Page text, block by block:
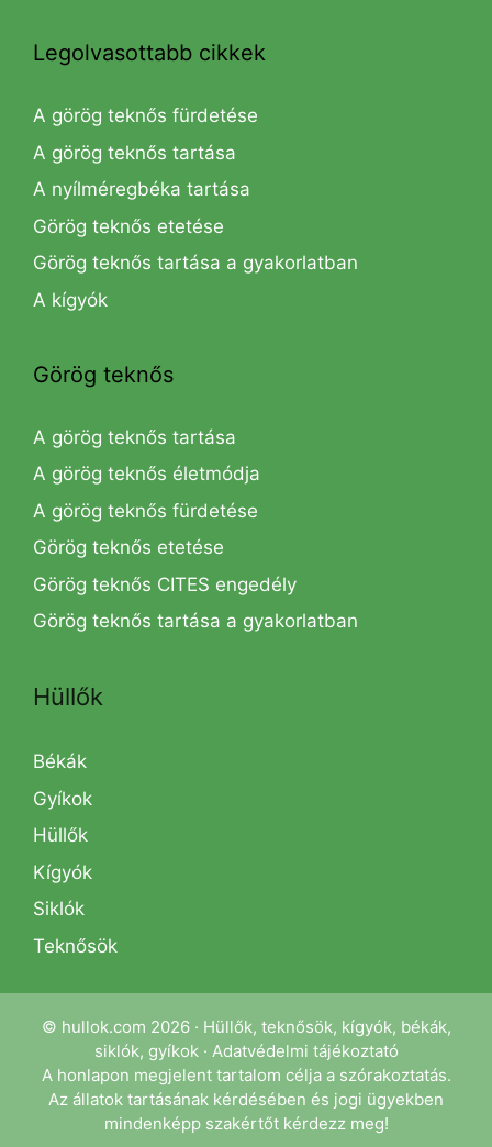
Legolvasottabb cikkek
A görög teknős fürdetése
A görög teknős tartása
A nyílméregbéka tartása
Görög teknős etetése
Görög teknős tartása a gyakorlatban
A kígyók
Görög teknős
A görög teknős tartása
A görög teknős életmódja
A görög teknős fürdetése
Görög teknős etetése
Görög teknős CITES engedély
Görög teknős tartása a gyakorlatban
Hüllők
Békák
Gyíkok
Hüllők
Kígyók
Siklók
Teknősök
© hullok.com 2026 · Hüllők, teknősök, kígyók, békák,
siklók, gyíkok · Adatvédelmi tájékoztató
A honlapon megjelent tartalom célja a szórakoztatás.
Az állatok tartásának kérdésében és jogi ügyekben
mindenképp szakértőt kérdezz meg!